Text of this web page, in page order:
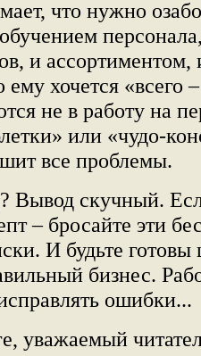
что нужно
и
хочется «всего
не в работу на
или «чудо-
все проблемы.
Вывод скучный.
– бросайте эти
И будьте
бизнес.
ошибки...
уважаемый